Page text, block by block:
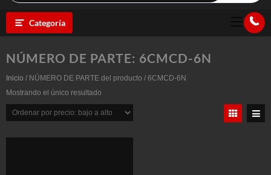
Categoría
NÚMERO DE PARTE: 6CMCD-6N
Inicio / NÚMERO DE PARTE del producto / 6CMCD-6N
Mostrando el único resultado